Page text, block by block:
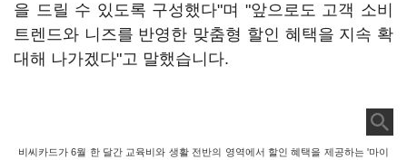
을 드릴 수 있도록 구성했다"며 "앞으로도 고객 소비
트렌드와 니즈를 반영한 맞춤형 할인 혜택을 지속 확
대해 나가겠다"고 말했습니다.
비씨카드가 6월 한 달간 교육비와 생활 전반의 영역에서 할인 혜택을 제공하는 '마이